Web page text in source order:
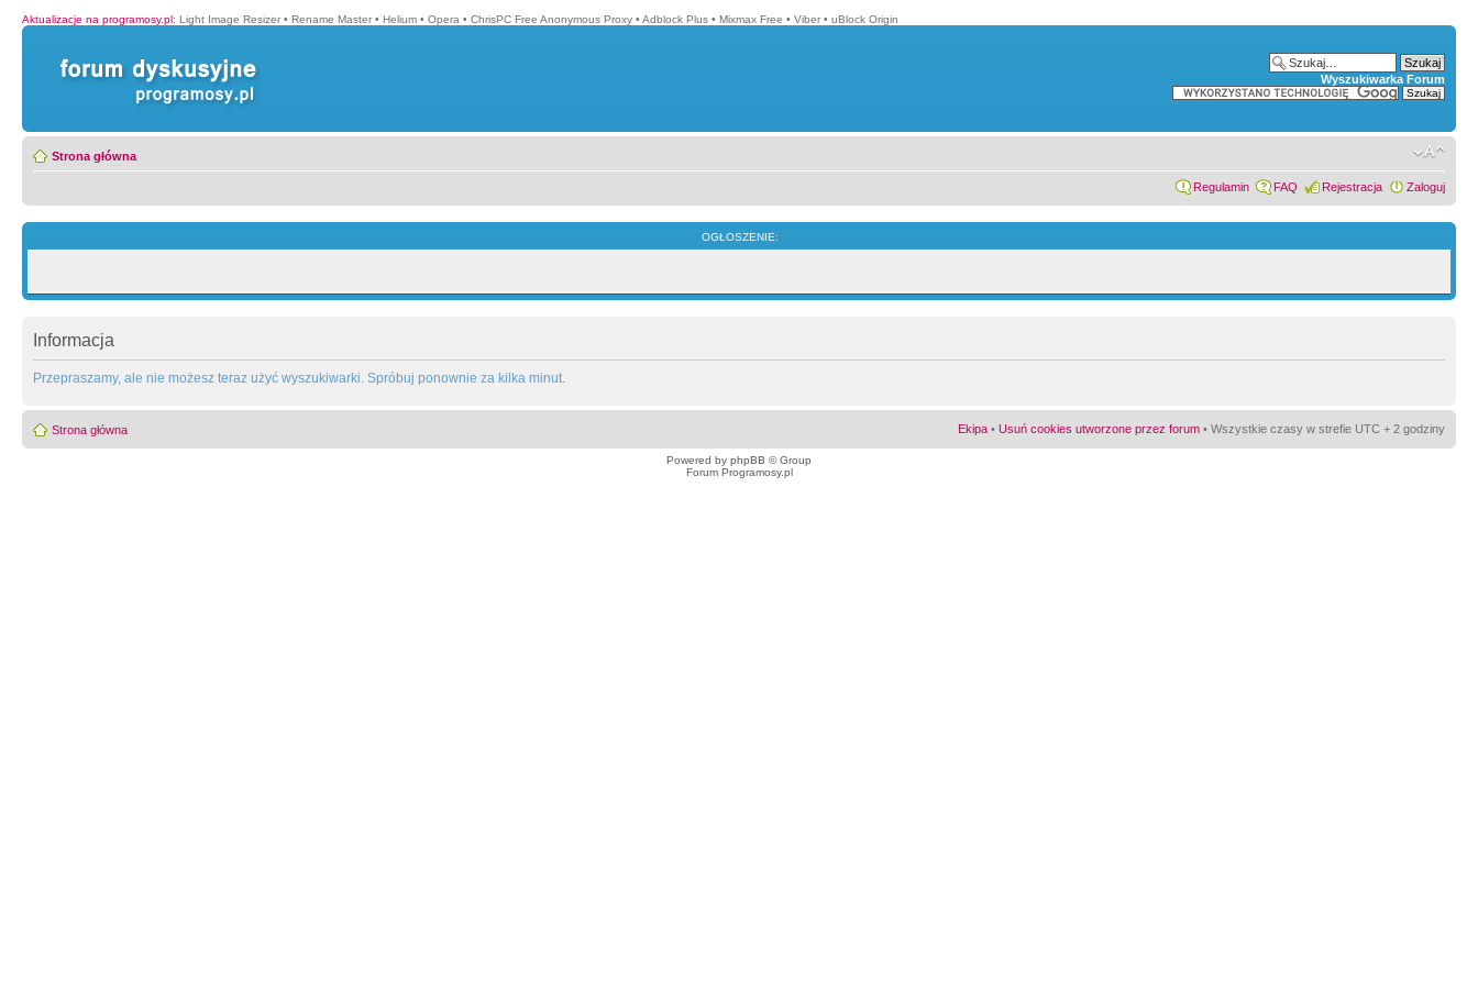
Aktualizacje na programosy.pl: Light Image Resizer • Rename Master • Helium • Opera • ChrisPC Free Anonymous Proxy • Adblock Plus • Mixmax Free • Viber • uBlock Origin
Wyszukiwarka Forum
Strona główna
Regulamin FAQ Rejestracja Zaloguj
OGŁOSZENIE:
Informacja
Przepraszamy, ale nie możesz teraz użyć wyszukiwarki. Spróbuj ponownie za kilka minut.
Strona główna Ekipa • Usuń cookies utworzone przez forum • Wszystkie czasy w strefie UTC + 2 godziny
Powered by phpBB © Group
Forum Programosy.pl